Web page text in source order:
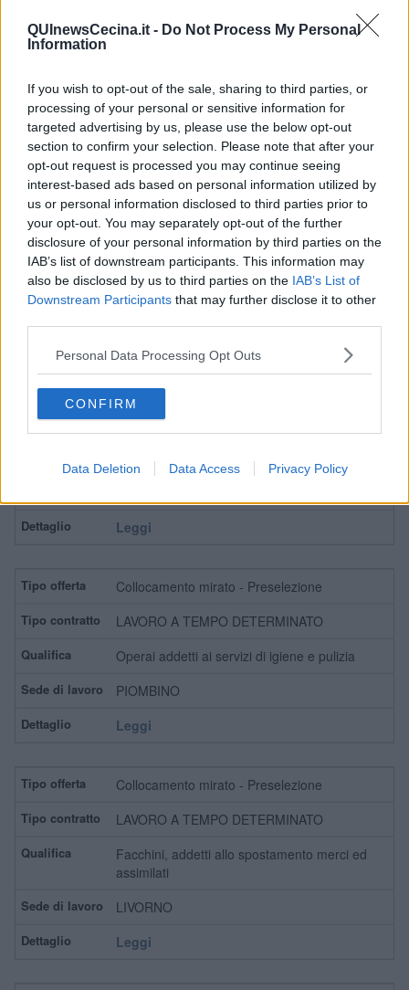
QUInewsCecina.it - Do Not Process My Personal
Information
If you wish to opt-out of the sale, sharing to third parties, or
processing of your personal or sensitive information for
targeted advertising by us, please use the below opt-out
section to confirm your selection. Please note that after your
opt-out request is processed you may continue seeing
interest-based ads based on personal information utilized by
us or personal information disclosed to third parties prior to
your opt-out. You may separately opt-out of the further
disclosure of your personal information by third parties on the
IAB’s list of downstream participants. This information may
also be disclosed by us to third parties on the IAB’s List of
Downstream Participants that may further disclose it to other
Personal Data Processing Opt Outs
CONFIRM
Data Deletion Data Access Privacy Policy
LIVORNO
Contatto Diretto
LAVORO A TEMPO DETERMINATO
Operatori ecologici e altri raccoglitori e
separatori di rifiuti
SAN VINCENZO, CASTAGNETO CARDUCCI,
BIBBONA
Leggi
Collocamento mirato - Preselezione
LAVORO A TEMPO DETERMINATO
Personale addetto a compiti di controllo,
verifica e professioni assimilate
Leggi
Collocamento mirato - Preselezione
LAVORO A TEMPO DETERMINATO
Operai addetti ai servizi di igiene e pulizia
PIOMBINO
Leggi
Collocamento mirato - Preselezione
LAVORO A TEMPO DETERMINATO
Facchini, addetti allo spostamento merci ed
assimilati
LIVORNO
Leggi